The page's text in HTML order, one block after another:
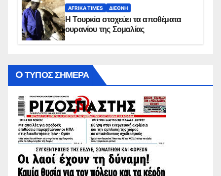
AFRIKA TIMES ΔΙΕΘΝΉ
Η Τουρκία στοχεύει τα αποθέματα
ουρανίου της Σομαλίας
O ΤΥΠΟΣ ΣΗΜΕΡΑ